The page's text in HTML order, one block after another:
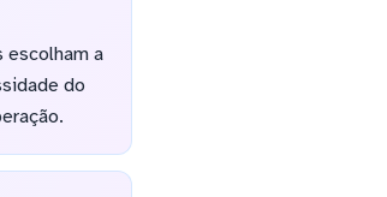
a
do